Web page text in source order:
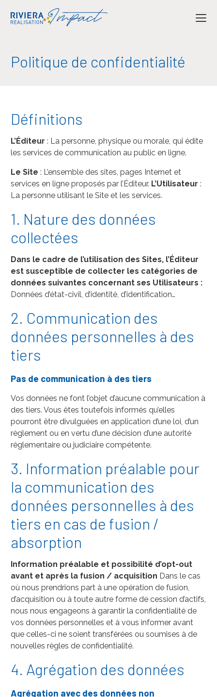
Politique de confidentialité
Définitions
L’Éditeur : La personne, physique ou morale, qui édite
les services de communication au public en ligne.
Le Site : L’ensemble des sites, pages Internet et
services en ligne proposés par l’Éditeur. L’Utilisateur :
La personne utilisant le Site et les services.
1. Nature des données
collectées
Dans le cadre de l’utilisation des Sites, l’Éditeur
est susceptible de collecter les catégories de
données suivantes concernant ses Utilisateurs :
Données d’état-civil, d’identité, d’identification…
2. Communication des
données personnelles à des
tiers
Pas de communication à des tiers
Vos données ne font l’objet d’aucune communication à
des tiers. Vous êtes toutefois informés qu’elles
pourront être divulguées en application d’une loi, d’un
règlement ou en vertu d’une décision d’une autorité
réglementaire ou judiciaire compétente.
3. Information préalable pour
la communication des
données personnelles à des
tiers en cas de fusion /
absorption
Information préalable et possibilité d’opt-out
avant et après la fusion / acquisition Dans le cas
où nous prendrions part à une opération de fusion,
d’acquisition ou à toute autre forme de cession d’actifs,
nous nous engageons à garantir la confidentialité de
vos données personnelles et à vous informer avant
que celles-ci ne soient transférées ou soumises à de
nouvelles règles de confidentialité.
4. Agrégation des données
Agrégation avec des données non